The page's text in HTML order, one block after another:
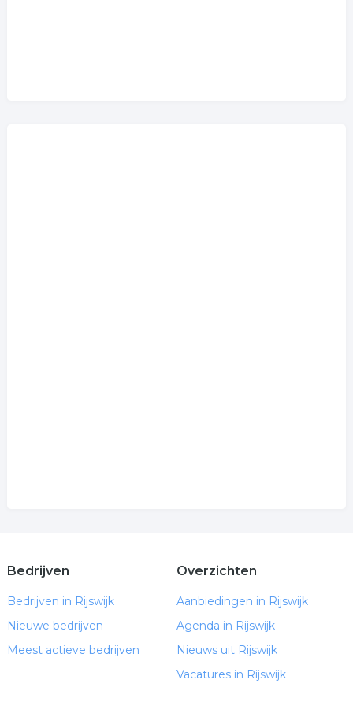
Bedrijven
Bedrijven in Rijswijk
Nieuwe bedrijven
Meest actieve bedrijven
Overzichten
Aanbiedingen in Rijswijk
Agenda in Rijswijk
Nieuws uit Rijswijk
Vacatures in Rijswijk